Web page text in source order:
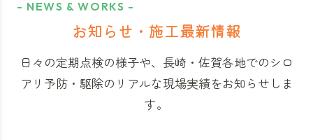
- NEWS & WORKS -
お知らせ・施工最新情報
日々の定期点検の様子や、長崎・佐賀各地でのシロ
アリ予防・駆除のリアルな現場実績をお知らせしま
す。